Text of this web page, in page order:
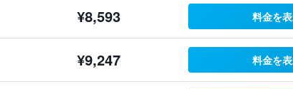
¥8,593 料金を
¥9,247 料金を